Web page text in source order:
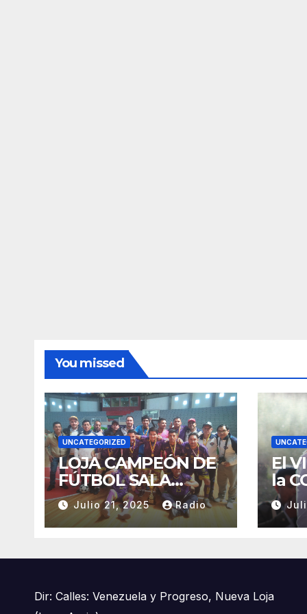
You missed
UNCATEGORIZED
LOJA CAMPEÓN DE
FÚTBOL SALA
MASCULINO
TUNGURAHUA 2025.
Julio 21, 2025 Radio
El
la
Dir: Calles: Venezuela y Progreso, Nueva Loja